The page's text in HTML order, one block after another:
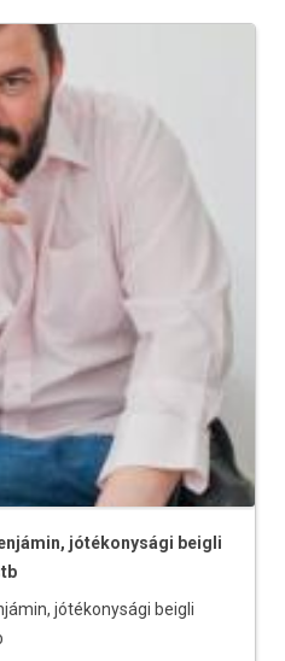
jótékonysági beigli
jótékonysági beigli